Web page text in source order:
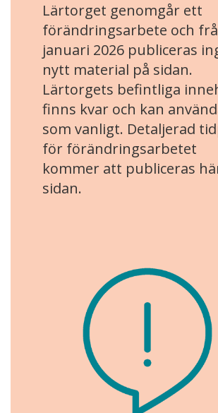
Lärtorget genomgår ett
förändringsarbete och
januari 2026 publiceras
nytt material på sidan.
Lärtorgets befintliga
finns kvar och kan
som vanligt. Detaljerad
för förändringsarbetet
kommer att publiceras
sidan.